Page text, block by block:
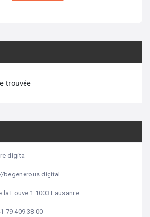
trouvée
digital
begenerous.digital
la Louve 1 1003 Lausanne
79 409 38 00